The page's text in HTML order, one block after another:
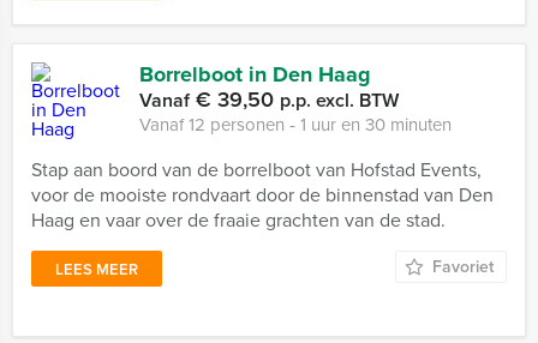
Borrelboot in Den Haag
Vanaf€ 39,50 p.p. excl. BTW
Vanaf 12 personen ‐ 1 uur en 30 minuten
Stap aan boord van de borrelboot van Hofstad Events,
voor de mooiste rondvaart door de binnenstad van Den
Haag en vaar over de fraaie grachten van de stad.
LEES MEER Favoriet